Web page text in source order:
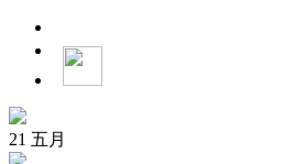
21 五月